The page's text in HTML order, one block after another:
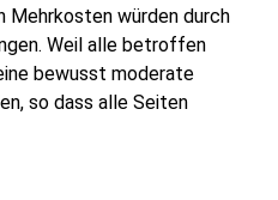
Mehrkosten würden durch
Weil alle betroffen
bewusst moderate
so dass alle Seiten